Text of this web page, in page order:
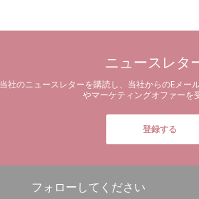
ニュースレタ
当社のニュースレターを購読し、当社からのEメー
やマーケティングオファーを
登録する
フォローしてください